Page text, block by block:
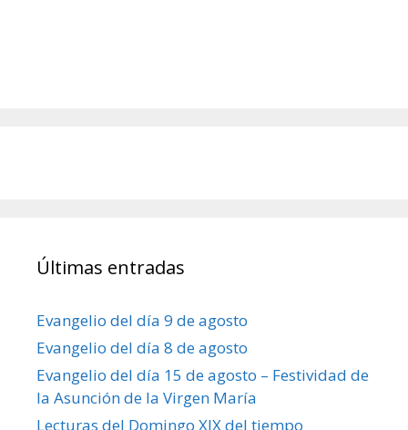
Últimas entradas
Evangelio del día 9 de agosto
Evangelio del día 8 de agosto
Evangelio del día 15 de agosto – Festividad de
la Asunción de la Virgen María
Lecturas del Domingo XIX del tiempo